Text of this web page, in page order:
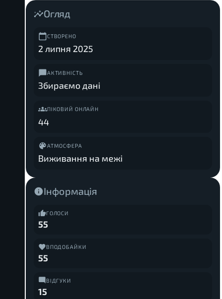
Огляд
СТВОРЕНО
2 липня 2025
АКТИВНІСТЬ
Збираємо дані
ПІКОВИЙ ОНЛАЙН
44
АТМОСФЕРА
Виживання на межі
Інформація
ГОЛОСИ
55
ВПОДОБАЙКИ
55
ВІДГУКИ
15